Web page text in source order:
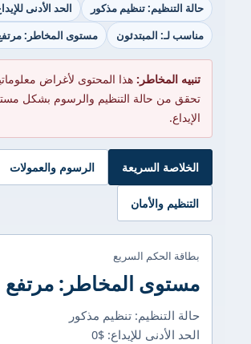
حالة التنظيم: تنظيم مذكور
الحد الأدنى
مناسب لـ: المبتدئون
مستوى المخاطر:
تنبيه المخاطر: هذا المحتوى لأغراض
تحقق من حالة التنظيم والرسوم بشكل
الإيداع.
الخلاصة السريعة الرسوم والعمولات
التنظيم والأمان
بطاقة الحكم السريع
مستوى المخاطر: مرتفع
حالة التنظيم: تنظيم مذكور
الحد الأدنى للإيداع: $0